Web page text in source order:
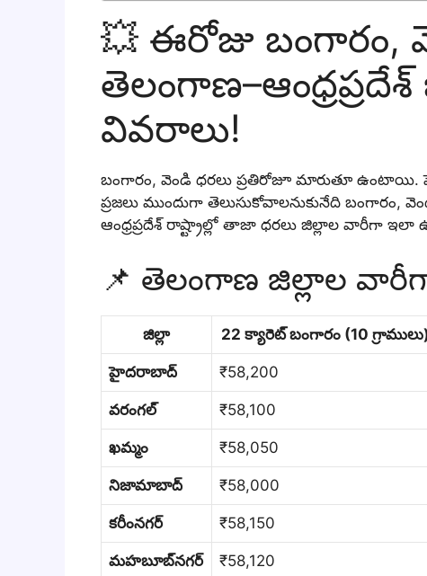
💥 ఈరోజు బంగారం,
వివరాలు!
బంగారం, వెండి ధరలు ప్రతిరోజూ మారుతూ ఉంటాయి.
ప్రజలు ముందుగా తెలుసుకోవాలనుకునేది బంగారం,
ఆంధ్రప్రదేశ్ రాష్ట్రాల్లో తాజా ధరలు జిల్లాల వారీగా
📌 తెలంగాణ జిల్లాల
జిల్లా 22 క్యారెట్ బంగారం (10
హైదరాబాద్ ₹58,200
వరంగల్ ₹58,100
ఖమ్మం ₹58,050
నిజామాబాద్ ₹58,000
కరీంనగర్ ₹58,150
మహబూబ్‌నగర్ ₹58,120